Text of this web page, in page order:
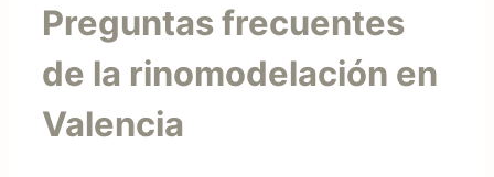
Preguntas frecuentes
de la rinomodelación en
Valencia